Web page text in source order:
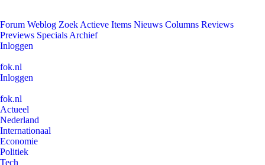
Forum Weblog Zoek Actieve Items Nieuws Columns Reviews
Previews Specials Archief
Inloggen
fok.nl
Inloggen
fok.nl
Actueel
Nederland
Internationaal
Economie
Politiek
Tech